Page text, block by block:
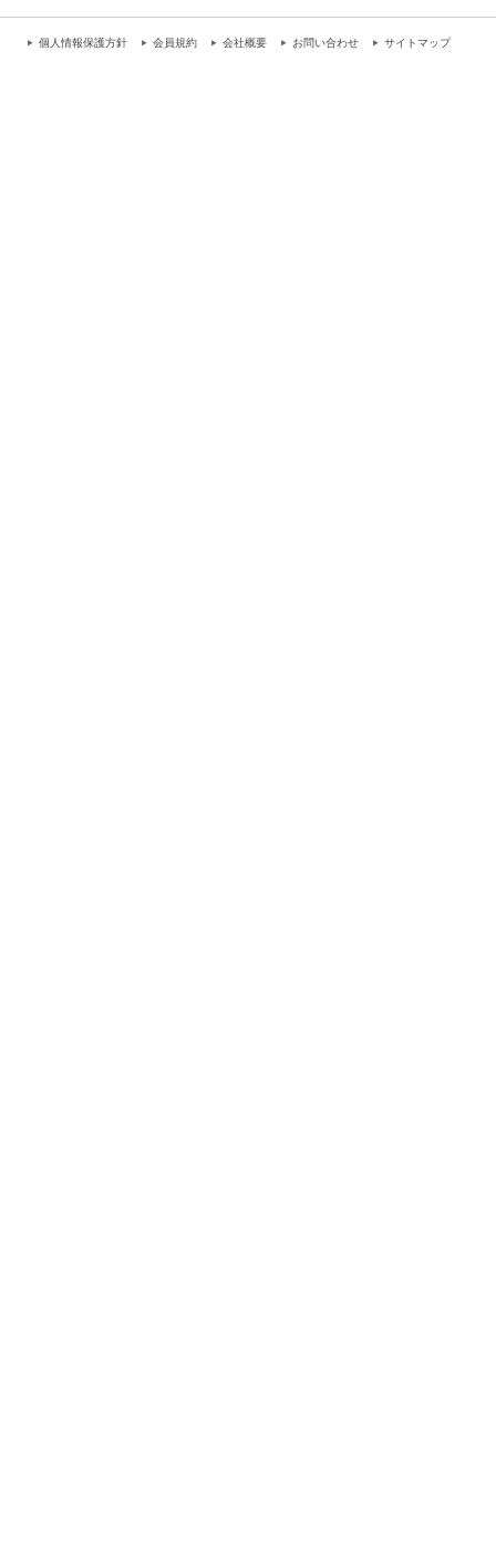
個人情報保護方針 会員規約 会社概要 お問い合わせ サイトマップ